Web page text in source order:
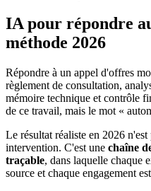
IA pour répondre
méthode 2026
Répondre à un appel d'offres
règlement de consultation,
mémoire technique et contrôle
de ce travail, mais le mot «
Le résultat réaliste en 2026 n'est
intervention. C'est une chaîne
traçable, dans laquelle chaque
source et chaque engagement